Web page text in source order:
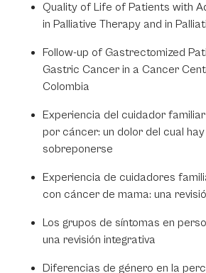
Quality of Life of Patients with
in Palliative Therapy and in
Follow-up of Gastrectomized
Gastric Cancer in a Cancer
Colombia
Experiencia del cuidador
por cáncer: un dolor del cual
sobreponerse
Experiencia de cuidadores
con cáncer de mama: una
Los grupos de síntomas en
una revisión integrativa
Diferencias de género en la